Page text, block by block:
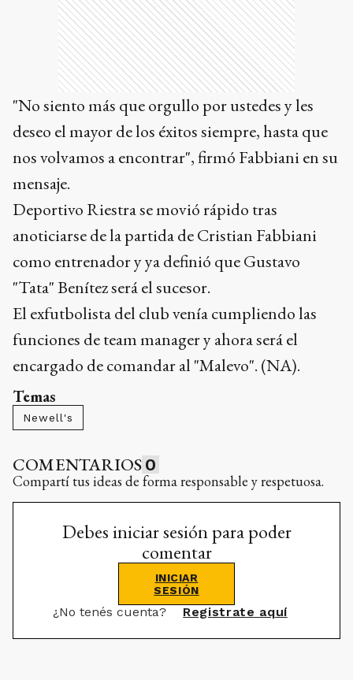
"No siento más que orgullo por ustedes y les
deseo el mayor de los éxitos siempre, hasta que
nos volvamos a encontrar", firmó Fabbiani en su
mensaje.
Deportivo Riestra se movió rápido tras
anoticiarse de la partida de Cristian Fabbiani
como entrenador y ya definió que Gustavo
"Tata" Benítez será el sucesor.
El exfutbolista del club venía cumpliendo las
funciones de team manager y ahora será el
encargado de comandar al "Malevo". (NA).
Temas
Newell's
COMENTARIOS 0
Compartí tus ideas de forma responsable y respetuosa.
Debes iniciar sesión para poder
comentar
INICIAR
SESIÓN
¿No tenés cuenta? Registrate aquí